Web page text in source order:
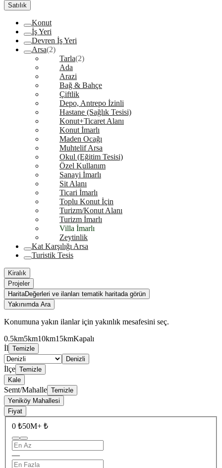
Satılık
Konut
İş Yeri
Devren İş Yeri
Arsa(2)
Tarla(2)
Ada
Arazi
Bağ & Bahçe
Çiftlik
Depo, Antrepo İzinli
Hastane (Sağlık Tesisi)
Konut+Ticaret Alanı
Konut İmarlı
Maden Ocağı
Muhtelif Arsa
Okul (Eğitim Tesisi)
Özel Kullanım
Sanayi İmarlı
Sit Alanı
Ticari İmarlı
Toplu Konut İçin
Turizm/Konut Alanı
Turizm İmarlı
Villa İmarlı
Zeytinlik
Kat Karşılığı Arsa
Turistik Tesis
Kiralık
Projeler
HaritaDeğerleri ve ilanları tematik haritada görün
Yakınımda Ara
Konumuna yakın ilanlar için yakınlık mesafesini seç.
0.5km5km10km15kmKapalı
İl Temizle
Denizli
İlçe Temizle
Kale
Semt/Mahalle Temizle
Yeniköy Mahallesi
Fiyat
0 ₺50M+ ₺
—